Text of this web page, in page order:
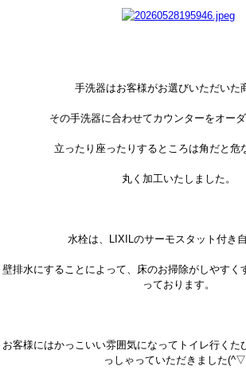
手洗器はお客様がお選びいただいた
その手洗器に合わせてカウンターをオーダ
立ったり座ったりするところは角だと危
丸く加工いたしました。
水栓は、LIXILのサーモスタット付き
壁排水にすることによって、床のお掃除がしやすく
っております。
お客様にはかっこいい雰囲気になってトイレ行くた
っしゃっていただきました